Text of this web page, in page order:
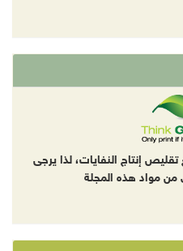
إنتاج النفايات، لذا يرجى
من مواد هذه المجلة